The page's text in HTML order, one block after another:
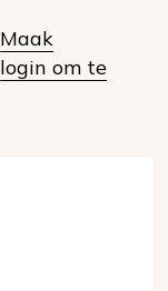
Maak
login om te